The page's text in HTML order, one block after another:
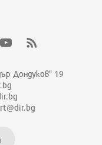
Дондуков" 19